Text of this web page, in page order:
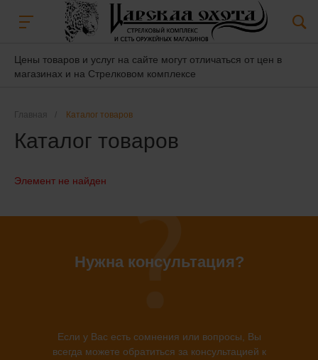
Цены товаров и услуг на сайте могут отличаться от цен в
магазинах и на Стрелковом комплексе
Главная Каталог товаров
Каталог товаров
Элемент не найден
Нужна консультация?
Если у Вас есть сомнения или вопросы, Вы
всегда можете обратиться за консультацией к